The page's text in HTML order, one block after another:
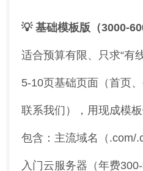
💡 基础模板版（3000-
适合预算有限、只求“有
5-10页基础页面（首页
联系我们），用现成模
包含：主流域名（.com/
入门云服务器（年费